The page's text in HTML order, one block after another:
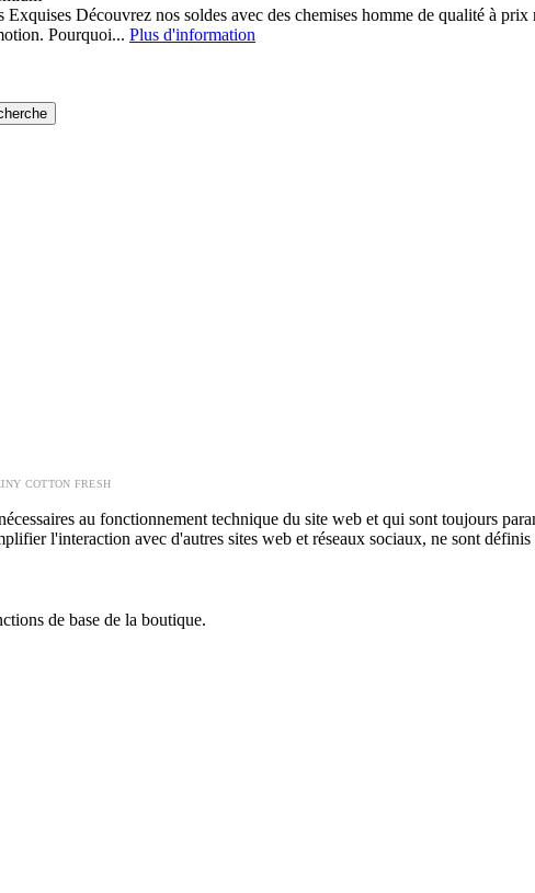
Exquises Découvrez nos soldes avec des chemises homme de
Pourquoi... Plus d'information
COTTON FRESH
au fonctionnement technique du site web et qui sont toujours
l'interaction avec d'autres sites web et réseaux sociaux, ne sont
de base de la boutique.